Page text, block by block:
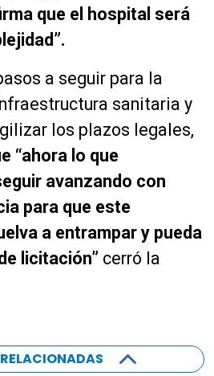
que el hospital será
a seguir para la
sanitaria y
los plazos legales,
“ahora lo que
avanzando con
para que este
a entrampar y pueda
licitación” cerró la